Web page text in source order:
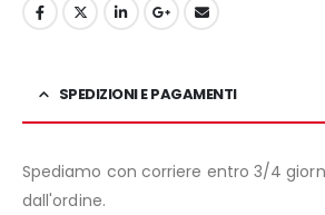
SPEDIZIONI E PAGAMENTI
Spediamo con corriere entro 3/4
dall'ordine.